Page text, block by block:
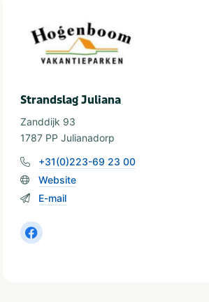
Strandslag Juliana
Zanddijk 93
1787 PP Julianadorp
+31(0)223-69 23 00
Website
E-mail